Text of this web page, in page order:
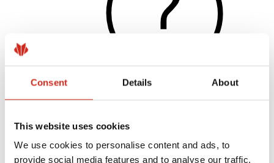
Consent Details About
This website uses cookies
We use cookies to personalise content and ads, to
provide social media features and to analyse our traffic.
Dangos, spalvos ir garantijos
Garantijos registravimas
Įgyvendinti projektai ir inspiracijos